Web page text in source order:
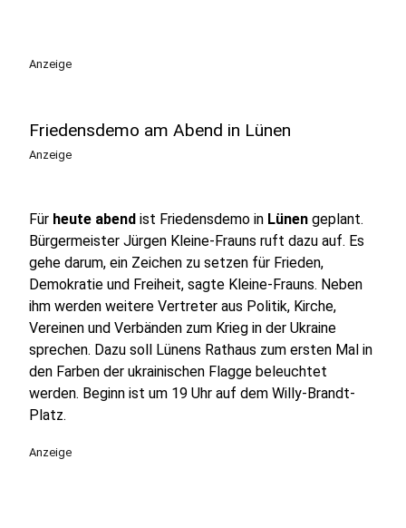
Anzeige
Friedensdemo am Abend in Lünen
Anzeige
Für heute abend ist Friedensdemo in Lünen geplant.
Bürgermeister Jürgen Kleine-Frauns ruft dazu auf. Es
gehe darum, ein Zeichen zu setzen für Frieden,
Demokratie und Freiheit, sagte Kleine-Frauns. Neben
ihm werden weitere Vertreter aus Politik, Kirche,
Vereinen und Verbänden zum Krieg in der Ukraine
sprechen. Dazu soll Lünens Rathaus zum ersten Mal in
den Farben der ukrainischen Flagge beleuchtet
werden. Beginn ist um 19 Uhr auf dem Willy-Brandt-
Platz.
Anzeige